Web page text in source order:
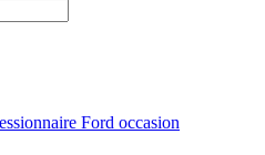
Ford occasion